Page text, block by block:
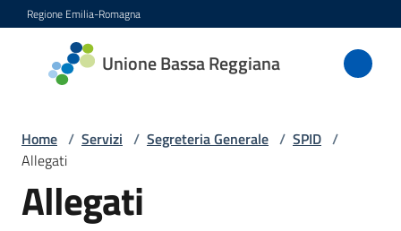
Vai al contenuto
Vai alla navigazione
Vai al footer
Regione Emilia-Romagna
Unione Bassa Reggiana
Unione
Bassa
Amministrazione
Home / Servizi / Segreteria Generale / SPID /
Allegati
Allegati